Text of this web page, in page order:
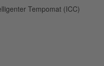
Tempomat (ICC)